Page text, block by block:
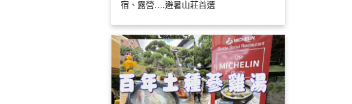
宿、露營….避暑山莊首選